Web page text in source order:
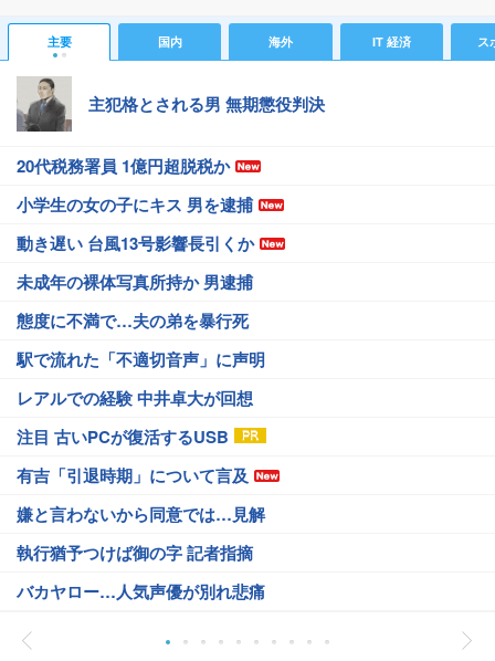
主要 国内 海外 IT 経済 ス
主犯格とされる男 無期懲役判決
20代税務署員 1億円超脱税か
小学生の女の子にキス 男を逮捕
動き遅い 台風13号影響長引くか
未成年の裸体写真所持か 男逮捕
態度に不満で…夫の弟を暴行死
駅で流れた「不適切音声」に声明
レアルでの経験 中井卓大が回想
注目 古いPCが復活するUSB
有吉「引退時期」について言及
嫌と言わないから同意では…見解
執行猶予つけば御の字 記者指摘
バカヤロー…人気声優が別れ悲痛